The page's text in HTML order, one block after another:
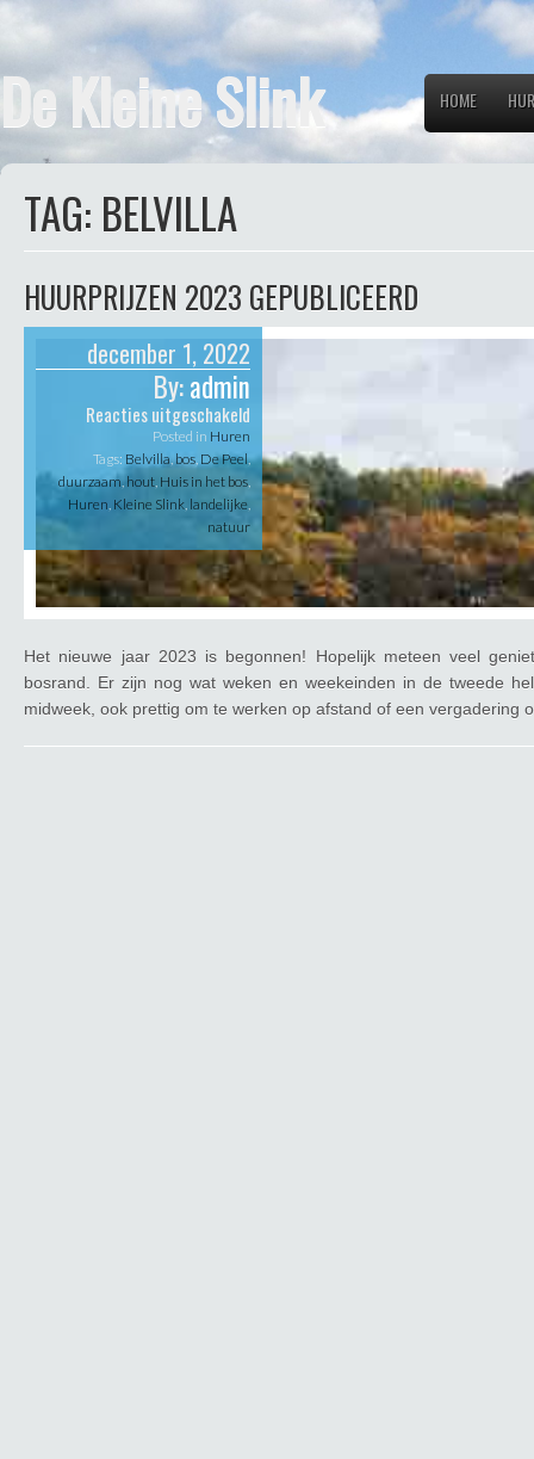
De Kleine Slink HOME
TAG: BELVILLA
HUURPRIJZEN 2023 GEPUBLICEERD
december 1, 2022
By:admin
Reacties uitgeschakeld
2023
gepubliceerd
Posted in Huren
Tags: Belvilla,bos, De Peel,
duurzaam,hout, Huis in het bos,
Huren, Kleine Slink, landelijke,
natuur
Het nieuwe jaar 2023 is begonnen! Hopelijk meteen veel
bosrand. Er zijn nog wat weken en weekeinden in de tweede
midweek, ook prettig om te werken op afstand of een vergadering